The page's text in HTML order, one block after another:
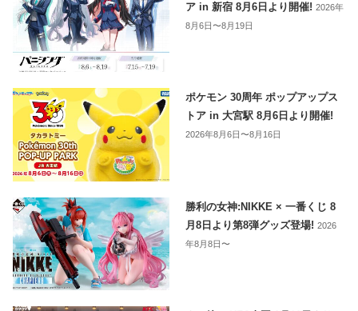
ア in 新宿 8月6日より開催!2026年
8月6日〜8月19日
ポケモン 30周年 ポップアップス
トア in 大宮駅 8月6日より開催!
2026年8月6日〜8月16日
勝利の女神:NIKKE × 一番くじ 8
月8日より第8弾グッズ登場!2026
年8月8日〜